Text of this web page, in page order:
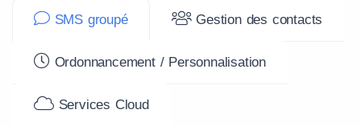
SMS groupé Gestion des contacts
Ordonnancement / Personnalisation
Services Cloud